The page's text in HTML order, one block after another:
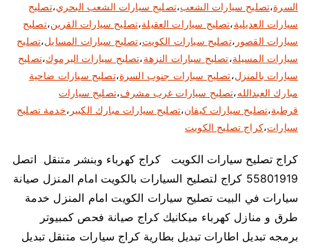
السرة،تصليح سيارات الشعب،تصليح سيارات الشعب البحري،تصليح
سيارات العديلية،تصليح سيارات العقيلة،تصليح سيارات القرين،تصليح
سيارات القصور ،تصليح سيارات الكويت،تصليح سيارات المسايل،تصليح
سيارات المسيلة،تصليح سيارات النزهة،تصليح سيارات اليرموك،تصليح
سيارات بالمنزل،تصليح سيارات جنوب السرة،تصليح سيارات ضاحية
مبارك العبدالله،تصليح سيارات غرب مشرف،تصليح سيارات
قرطبة،تصليح سيارات كيفان،تصليح سيارات مبارك الكبير ،خدمة تصليح
سيارات،كراج تصليح الكويت
كراج تصليح سيارات الكويت كراج كهرباء وبنشر متنقل اتصل
55801919 كراج لتصليح السيارات بالكويت امام المنزل صيانة
سيارات في البيت تصليح سيارات الكويت امام المنزل خدمة
طرق و منازل كهرباء ميكانيك كراج صيانة فحص كمبيوتر
برمجه تبديل اطارات تبديل بطارية كراج سيارات متنقل تبديل